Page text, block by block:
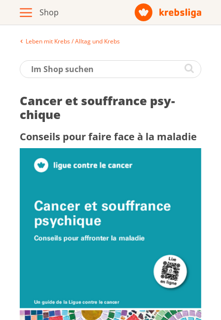
Archiv
Broschüren / Infomaterial
Produkte
Zur Krebsliga-Webseite
Français
Leben mit Krebs / Alltag und Krebs
Can­cer et souf­france psy­
chique
Conseils pour faire face à la ma­la­die